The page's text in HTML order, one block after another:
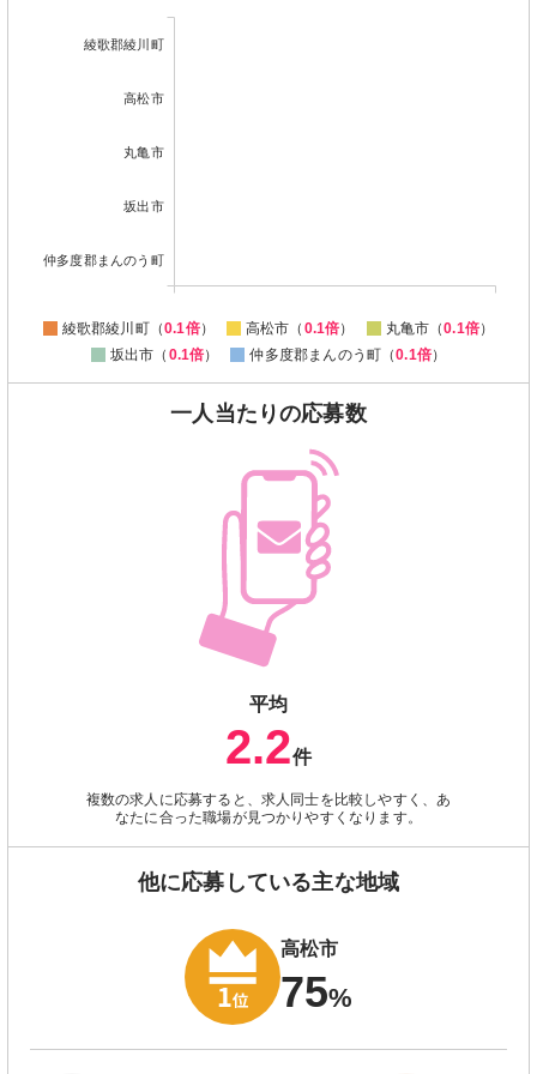
綾歌郡綾川町
高松市
丸亀市
坂出市
仲多度郡まんのう町
綾歌郡綾川町（0.1倍） 高松市（ 0.1倍） 丸亀市（0.1倍）
坂出市（ 0.1倍） 仲多度郡まんのう町（0.1倍）
一人当たりの応募数
平均
2.2件
複数の求人に応募すると、求人同士を比較しやすく、あ
なたに合った職場が見つかりやすくなります。
他に応募している主な地域
高松市
75%